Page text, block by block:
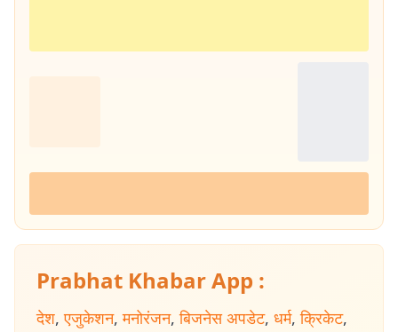
Prabhat Khabar App :
देश, एजुकेशन, मनोरंजन, बिजनेस अपडेट, धर्म, क्रिकेट,